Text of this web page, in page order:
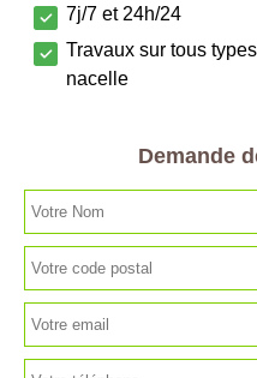
7j/7 et 24h/24
Travaux sur tous
nacelle
Demande